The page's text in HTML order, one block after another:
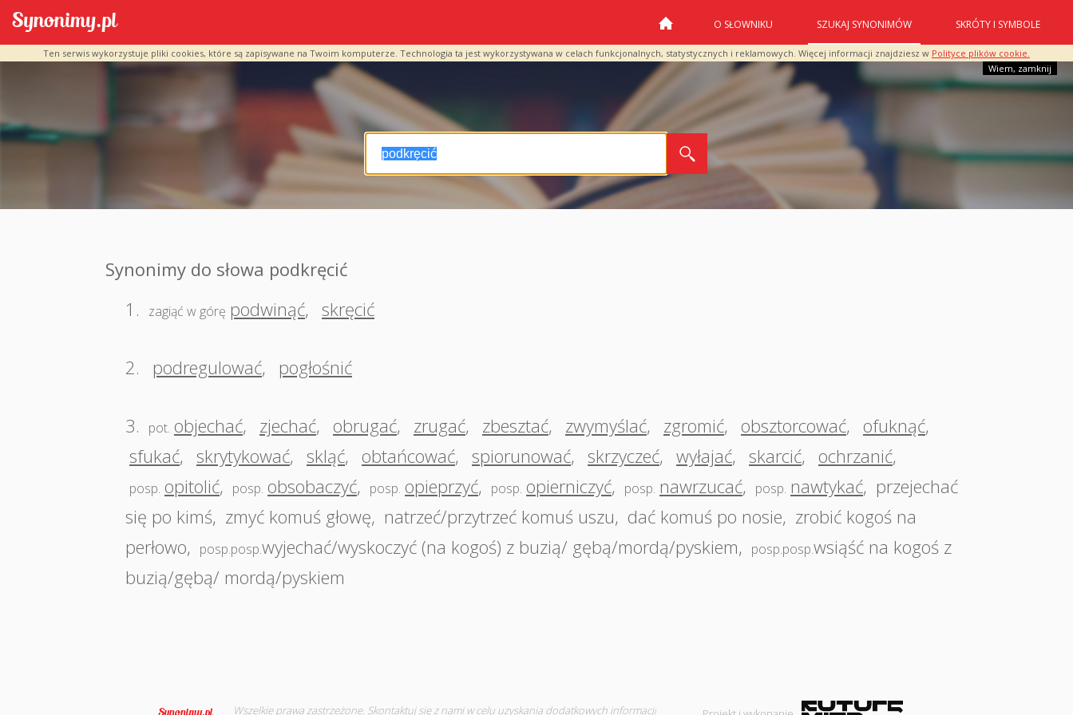
Ten serwis wykorzystuje pliki cookies, które są zapisywane na Twoim komputerze. Technologia ta jest wykorzystywana w celach funkcjonalnych, statystycznych i reklamowych. Więcej informacji znajdziesz w Polityce plików cookie.
Wiem, zamknij
O SŁOWNIKU SZUKAJ SYNONIMÓW SKRÓTY I SYMBOLE
Synonimy do słowa podkręcić
1.
zagiąć w górę podwinąć, skręcić
2. podregulować, pogłośnić
3. pot. objechać, zjechać, obrugać, zrugać, zbesztać, zwymyślać, zgromić, obsztorcować, ofuknąć,
sfukać, skrytykować, skląć, obtańcować, spiorunować, skrzyczeć, wyłajać, skarcić, ochrzanić,
posp. opitolić, posp. obsobaczyć, posp. opieprzyć, posp. opierniczyć, posp. nawrzucać, posp. nawtykać, przejechać
się po kimś, zmyć komuś głowę, natrzeć/przytrzeć komuś uszu, dać komuś po nosie, zrobić kogoś na
perłowo, posp.posp.wyjechać/wyskoczyć (na kogoś) z buzią/ gębą/mordą/pyskiem, posp.posp.wsiąść na kogoś z
buzią/gębą/ mordą/pyskiem
Wszelkie prawa zastrzeżone. Skontaktuj sięz nami w celu uzyskania dodatkowych informacji